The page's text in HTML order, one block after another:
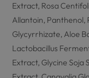
Extract, Rosa
Allantoin, Panthenol,
Glycyrrhizate, Aloe
Lactobacillus
Extract, Glycine Soja